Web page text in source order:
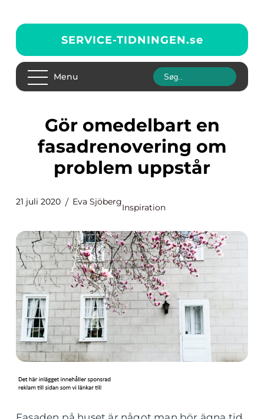
SERVICE-TIDNINGEN.se
Menu
Gör omedelbart en
fasadrenovering om
problem uppstår
21 juli 2020 Eva Sjöberg
Inspiration